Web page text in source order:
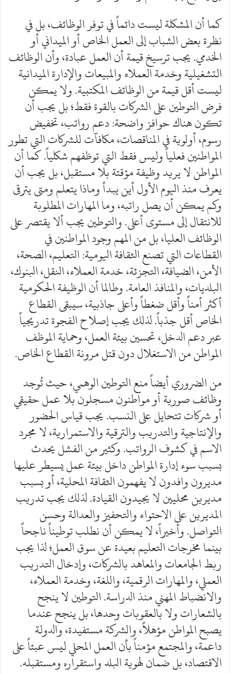
كما أن المشكلة ليست دائماً في توفر الوظائف، بل في
نظرة بعض الشباب إلى العمل الخاص أو الميداني أو
الخدمي. يجب ترسيخ قيمة أن العمل عبادة، وأن الوظائف
التشغيلية وخدمة العملاء والمبيعات والإدارة الميدانية
ليست أقل قيمة من الوظائف المكتبية. ولا يمكن
فرض التوطين على الشركات بالقوة فقط؛ بل يجب أن
تكون هناك حوافز واضحة: دعم رواتب، تخفيض
رسوم، أولوية في المناقصات، مكافآت للشركات التي تطور
المواطنين فعلياً وليس فقط التي توظفهم شكلياً. كما أن
المواطن لا يريد وظيفة مؤقتة بلا مستقبل، بل يجب أن
يعرف منذ اليوم الأول أين يبدأ وماذا يتعلم ومتى يترقى
وكم يمكن أن يصل راتبه، وما المهارات المطلوبة
للانتقال إلى مستوى أعلى. والتوطين يجب ألا يقتصر على
الوظائف العليا، بل من المهم وجود المواطنين في
القطاعات التي تصنع الثقافة اليومية: التعليم، الصحة،
الأمن، الضيافة، التجزئة، خدمة العملاء، النقل، البنوك،
البلديات، والمنافذ العامة. وطالما أن الوظيفة الحكومية
أكثر أمناً وأقل ضغطاً وأعلى جاذبية، سيبقى القطاع
الخاص أقل جذباً. لذلك يجب إصلاح الفجوة تدريجياً
عبر دعم الدخل، تحسين بيئة العمل، وحماية الموظف
المواطن من الاستغلال دون قتل مرونة القطاع الخاص.
من الضروري أيضاً منع التوطين الوهمي، حيث تُوجد
وظائف صورية أو مواطنون مسجلون بلا عمل حقيقي
أو شركات تتحايل على النسب. يجب قياس الحضور
والإنتاجية والتدريب والترقية والاستمرارية، لا مجرد
الاسم في كشوف الرواتب. وكثير من الفشل يحدث
بسبب سوء إدارة المواطن داخل بيئة عمل يسيطر عليها
مديرون وافدون لا يفهمون الثقافة المحلية، أو بسبب
مديرين محليين لا يجيدون القيادة. لذلك يجب تدريب
المديرين على الاحتواء والتحفيز والعدالة وحسن
التواصل. وأخيراً، لا يمكن أن نطلب توطيناً ناجحاً
بينما مخرجات التعليم بعيدة عن سوق العمل؛ لذا يجب
ربط الجامعات والمعاهد بالشركات، وإدخال التدريب
العملي، والمهارات الرقمية، واللغة، وخدمة العملاء،
والانضباط المهني منذ الدراسة. التوطين لا ينجح
بالشعارات ولا بالعقوبات وحدها، بل ينجح عندما
يصبح المواطن مؤهلاً، والشركة مستفيدة، والدولة
داعمة، والمجتمع مؤمناً بأن العمل المحلي ليس عبئاً على
الاقتصاد، بل ضمان لهوية البلد واستقراره ومستقبله.